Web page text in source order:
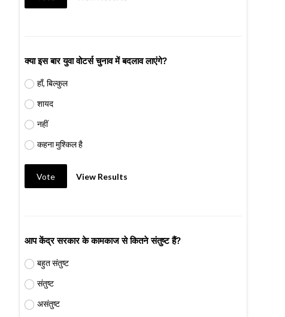
क्या इस बार युवा वोटर्स चुनाव में बदलाव लाएंगे?
हाँ, बिल्कुल
शायद
नहीं
कहना मुश्किल है
Vote View Results
आप केंद्र सरकार के कामकाज से कितने संतुष्ट हैं?
बहुत संतुष्ट
संतुष्ट
असंतुष्ट